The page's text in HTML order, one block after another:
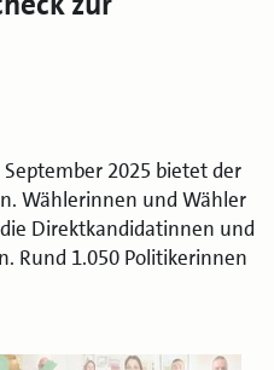
2025 bietet der
Wählerinnen und Wähler
Direktkandidatinnen und
Rund 1.050 Politikerinnen